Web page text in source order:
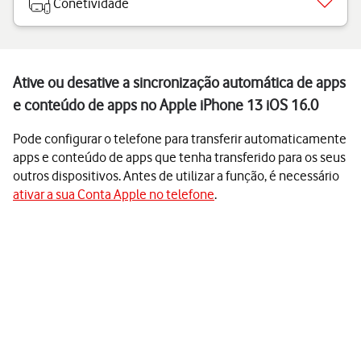
Conetividade
Ative ou desative a sincronização automática de apps
e conteúdo de apps no Apple iPhone 13 iOS 16.0
Pode configurar o telefone para transferir automaticamente
apps e conteúdo de apps que tenha transferido para os seus
outros dispositivos. Antes de utilizar a função, é necessário
ativar a sua Conta Apple no telefone.